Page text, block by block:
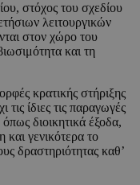
στόχος του σχεδίου
λειτουργικών
στον χώρο του
και τη
κρατικής στήριξης
ίδιες τις παραγωγές
διοικητικά έξοδα,
και γενικότερα το
δραστηριότητας καθ’